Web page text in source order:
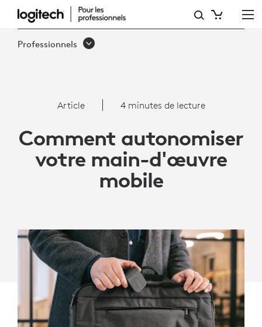
AUTONOMISEZ
VOTRE
MOBILE
OUTILS
AMÉLIORER
PRODUCTIVITÉ
DÉPLACEMENT
Professionnels
Article 4 minutes de lecture
Comment autonomiser
votre main-d'œuvre
mobile